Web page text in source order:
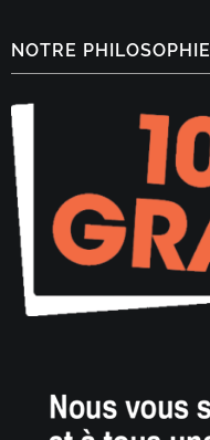
NOTRE PHILOSOPHIE